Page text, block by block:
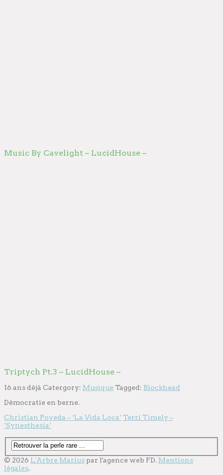
Music By Cavelight – LucidHouse –
Triptych Pt.3 – LucidHouse –
16 ans déjà Catergory: MusiqueTagged: Blockhead
Démocratie en berne.
Christian Poveda – ‘La Vida Loca’ Terri Timely –
‘Synesthesia’
© 2026 L'Arbre Marius par l'agence web FD. Mentions
légales.